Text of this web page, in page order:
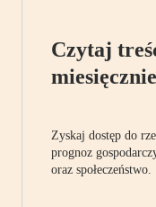
Czytaj
Zyskaj dostęp do
prognoz
oraz społeczeństwo.